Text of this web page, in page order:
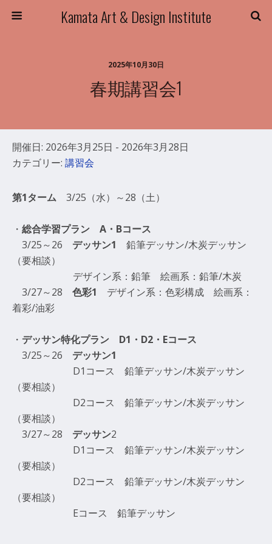
Kamata Art & Design Institute
2025年10月30日
春期講習会1
開催日: 2026年3月25日 - 2026年3月28日
カテゴリー: 講習会
第1ターム 3/25（水）～28（土）
・ 総合学習プラン A・Bコース
3/25～26 デッサン1 鉛筆デッサン/木炭デッサン
（要相談）
デザイン系：鉛筆 絵画系：鉛筆/木炭
3/27～28 色彩1 デザイン系：色彩構成 絵画系：
着彩/油彩
・ デッサン特化プラン D1・D2・Eコース
3/25～26 デッサン1
D1コース 鉛筆デッサン/木炭デッサン
（要相談）
D2コース 鉛筆デッサン/木炭デッサン
（要相談）
3/27～28 デッサン2
D1コース 鉛筆デッサン/木炭デッサン
（要相談）
D2コース 鉛筆デッサン/木炭デッサン
（要相談）
Eコース 鉛筆デッサン